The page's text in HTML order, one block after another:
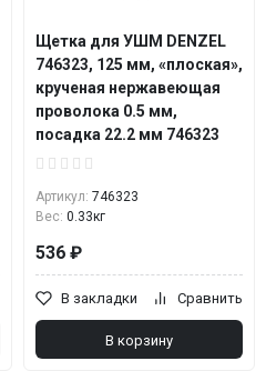
Щетка для УШМ DENZEL
746323, 125 мм, «плоская»,
крученая нержавеющая
проволока 0.5 мм,
посадка 22.2 мм 746323
Артикул: 746323
Вес: 0.33кг
536 ₽
В закладки Сравнить
В корзину